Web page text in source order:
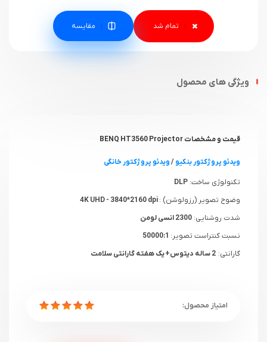
مقایسه
ویژگی های محصول
قیمت و مشخصات BENQ HT3560 Projector
ویدئو پروژکتور بنکیو/ویدئو پروژکتور خانگی
تکنولوژی ساخت: DLP
وضوح تصویر (رزولوشن) :
شدت روشنایی: 2300 انسی لومن
نسبت کنتراست تصویر:
گارانتی: